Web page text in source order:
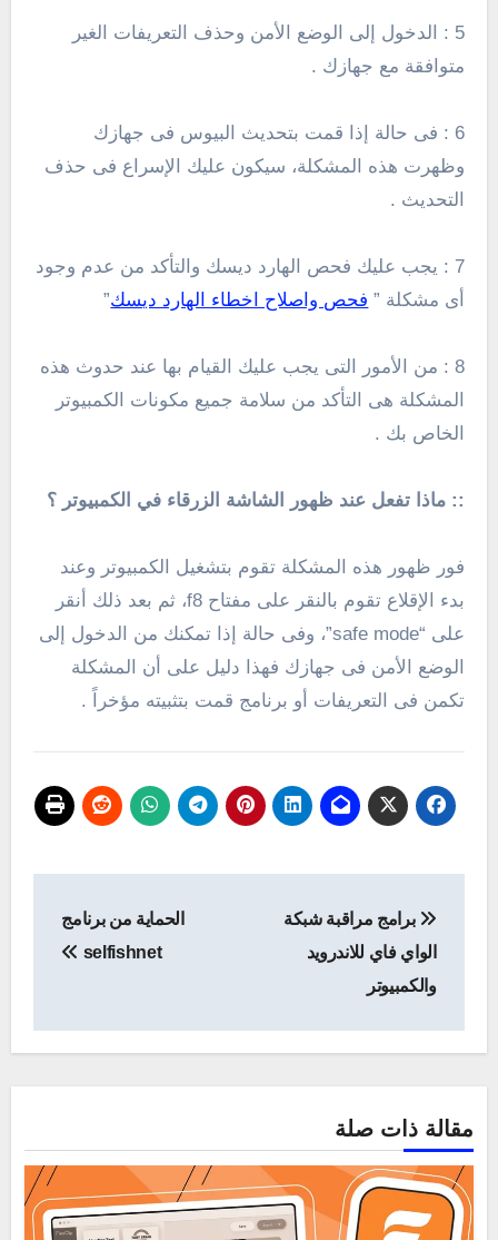
5 : الدخول إلى الوضع الأمن وحذف التعريفات الغير
متوافقة مع جهازك .
6 : فى حالة إذا قمت بتحديث البيوس فى جهازك
وظهرت هذه المشكلة، سيكون عليك الإسراع فى حذف
التحديث .
7 : يجب عليك فحص الهارد ديسك والتأكد من عدم وجود
أى مشكلة ” فحص واصلاح اخطاء الهارد ديسك”
8 : من الأمور التى يجب عليك القيام بها عند حدوث هذه
المشكلة هى التأكد من سلامة جميع مكونات الكمبيوتر
الخاص بك .
:: ماذا تفعل عند ظهور الشاشة الزرقاء في الكمبيوتر ؟
فور ظهور هذه المشكلة تقوم بتشغيل الكمبيوتر وعند
بدء الإقلاع تقوم بالنقر على مفتاح f8، ثم بعد ذلك أنقر
على “safe mode”، وفى حالة إذا تمكنك من الدخول إلى
الوضع الأمن فى جهازك فهذا دليل على أن المشكلة
تكمن فى التعريفات أو برنامج قمت بتثبيته مؤخراً .
المقالات
برامج مراقبة شبكة
الواي فاي للاندرويد
والكمبيوتر
الحماية من برنامج
selfishnet
مقالة ذات صلة